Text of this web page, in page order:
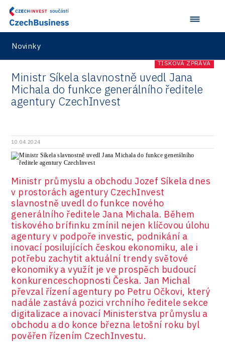
Novinky
TISKOVÁ ZPRÁVA
Ministr Síkela slavnostně uvedl Jana
Michala do funkce generálního ředitele
agentury CzechInvest
10.04.2024
Ministr průmyslu a obchodu Jozef Síkela dnes
v prostorách agentury CzechInvest
slavnostně uvedl do funkce nového
generálního ředitele Jana Michala. Během
tiskového brífinku zmínil nejen klíčovou úlohu
agentury v podpoře investic, podnikání a
inovací posilujících českou ekonomiku, ale i
potřebu zachytit aktuální trendy světové
ekonomiky a využít je ve prospěch budoucí
konkurenceschopnosti Česka. Jan Michal
převzal řízení agentury po Petru Očkovi, který
nadále zastává pozici vrchního ředitele sekce
digitalizace a inovací Ministerstva průmyslu a
obchodu a do konce března letošní roku byl
pověřen řízením CzechInvestu.